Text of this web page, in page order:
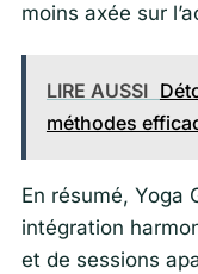
moins axée sur
LIRE AUSSI
méthodes
En résumé, Yoga
intégration
et de sessions